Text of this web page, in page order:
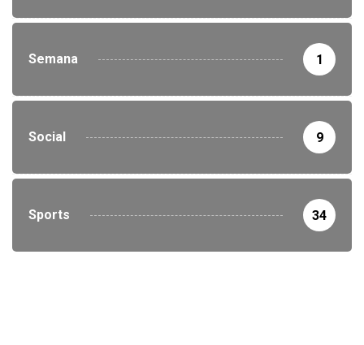
Semana 1
Social 9
Sports 34